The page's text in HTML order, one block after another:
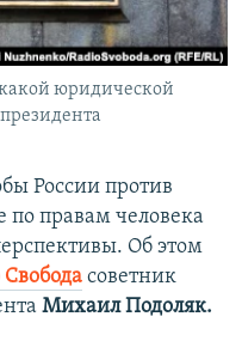
юридической
России против
по правам человека
Об этом
Свобода советник
Михаил Подоляк.